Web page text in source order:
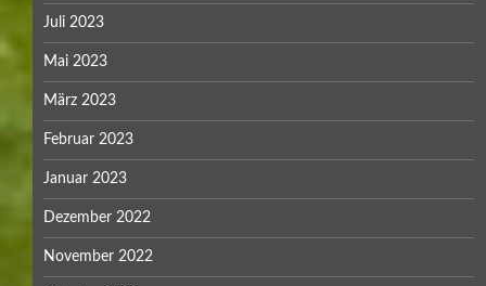
Juli 2023
Mai 2023
März 2023
Februar 2023
Januar 2023
Dezember 2022
November 2022